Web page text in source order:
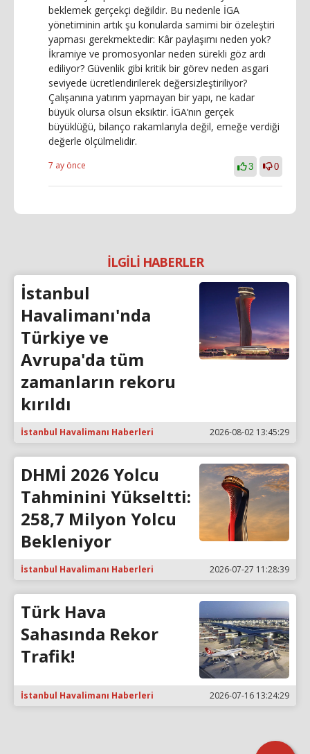
beklemek gerçekçi değildir. Bu nedenle İGA
yönetiminin artık şu konularda samimi bir özeleştiri
yapması gerekmektedir: Kâr paylaşımı neden yok?
İkramiye ve promosyonlar neden sürekli göz ardı
ediliyor? Güvenlik gibi kritik bir görev neden asgari
seviyede ücretlendirilerek değersizleştiriliyor?
Çalışanına yatırım yapmayan bir yapı, ne kadar
büyük olursa olsun eksiktir. İGA’nın gerçek
büyüklüğü, bilanço rakamlarıyla değil, emeğe verdiği
değerle ölçülmelidir.
7 ay önce 3 0
İLGİLİ HABERLER
İstanbul
Havalimanı'nda
Türkiye ve
Avrupa'da tüm
zamanların rekoru
kırıldı
İstanbul Havalimanı Haberleri 2026-08-02 13:45:29
DHMİ 2026 Yolcu
Tahminini Yükseltti:
258,7 Milyon Yolcu
Bekleniyor
İstanbul Havalimanı Haberleri 2026-07-27 11:28:39
Türk Hava
Sahasında Rekor
Trafik!
İstanbul Havalimanı Haberleri 2026-07-16 13:24:29